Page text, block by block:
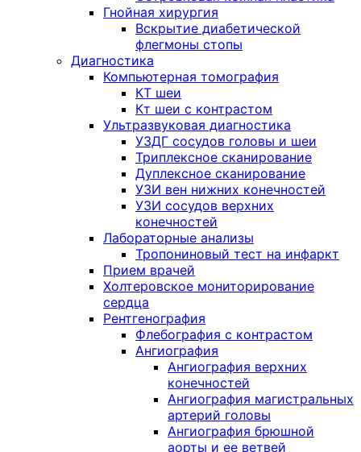
Гнойная хирургия
Вскрытие диабетической
флегмоны стопы
Диагностика
Компьютерная томография
КТ шеи
Кт шеи с контрастом
Ультразвуковая диагностика
УЗДГ сосудов головы и шеи
Триплексное сканирование
Дуплексное сканирование
УЗИ вен нижних конечностей
УЗИ сосудов верхних
конечностей
Лабораторные анализы
Тропониновый тест на инфаркт
Прием врачей
Холтеровское мониторирование
сердца
Рентгенография
Флебография с контрастом
Ангиография
Ангиография верхних
конечностей
Ангиография магистральных
артерий головы
Ангиография брюшной
аорты и ее ветвей